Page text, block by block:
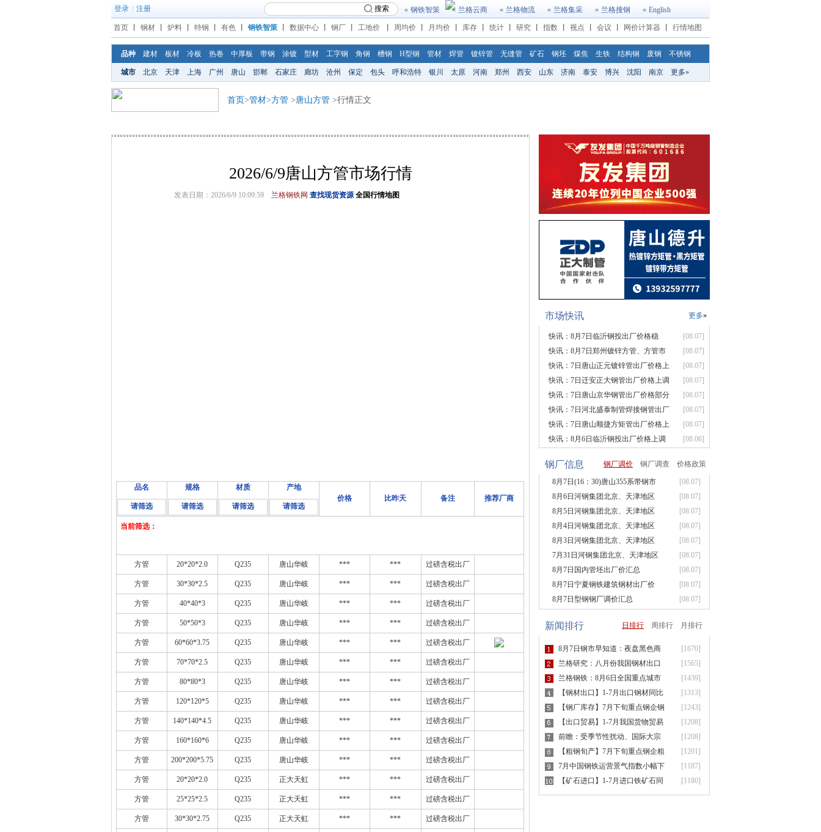
登录 注册 搜索 钢铁智策 兰格云商 兰格物流 兰格集采 兰格搜钢 English
首页 钢材 炉料 特钢 有色 钢铁智策 数据中心 钢厂 工地价 周均价 月均价 库存 统计 研究 指数 视点 会议 网价计算器 行情地图
品种 建材 板材 冷板 热卷 中厚板 带钢 涂镀 型材 工字钢 角钢 槽钢 H型钢 管材 焊管 镀锌管 无缝管 矿石 钢坯 煤焦 生铁 结构钢 废钢 不锈钢
城市 北京 天津 上海 广州 唐山 邯郸 石家庄 廊坊 沧州 保定 包头 呼和浩特 银川 太原 河南 郑州 西安 山东 济南 泰安 博兴 沈阳 南京 更多»
首页>管材>方管 >唐山方管 >行情正文
2026/6/9唐山方管市场行情
发表日期：2026/6/9 10:09:59 兰格钢铁网 查找现货资源 全国行情地图
品名
请筛选
规格
请筛选
材质
请筛选
产地
请筛选
价格 比昨天 备注 推荐厂商
当前筛选：
方管 20*20*2.0 Q235 唐山华岐 *** *** 过磅含税出厂
方管 30*30*2.5 Q235 唐山华岐 *** *** 过磅含税出厂
方管 40*40*3 Q235 唐山华岐 *** *** 过磅含税出厂
方管 50*50*3 Q235 唐山华岐 *** *** 过磅含税出厂
方管 60*60*3.75 Q235 唐山华岐 *** *** 过磅含税出厂
方管 70*70*2.5 Q235 唐山华岐 *** *** 过磅含税出厂
方管 80*80*3 Q235 唐山华岐 *** *** 过磅含税出厂
方管 120*120*5 Q235 唐山华岐 *** *** 过磅含税出厂
方管 140*140*4.5 Q235 唐山华岐 *** *** 过磅含税出厂
方管 160*160*6 Q235 唐山华岐 *** *** 过磅含税出厂
方管 200*200*5.75 Q235 唐山华岐 *** *** 过磅含税出厂
方管 20*20*2.0 Q235 正大天虹 *** *** 过磅含税出厂
方管 25*25*2.5 Q235 正大天虹 *** *** 过磅含税出厂
方管 30*30*2.75 Q235 正大天虹 *** *** 过磅含税出厂